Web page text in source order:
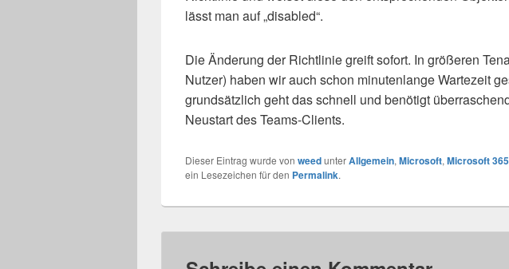
lässt man auf „disabled“.
Die Änderung der Richtlinie greift sofort. In größeren
Nutzer) haben wir auch schon minutenlange Wartezeit
grundsätzlich geht das schnell und benötigt
Neustart des Teams-Clients.
Dieser Eintrag wurde von weedunterAllgemein,Microsoft,Microsoft 365
ein Lesezeichen für den Permalink.